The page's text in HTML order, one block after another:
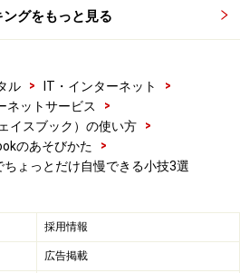
ングをもっと見る
ル > IT・インターネット
>
ネットサービス
>
イスブック）の使い方
>
のあそびかた
>
ちょっとだけ自慢できる小技3選
採用情報
広告掲載